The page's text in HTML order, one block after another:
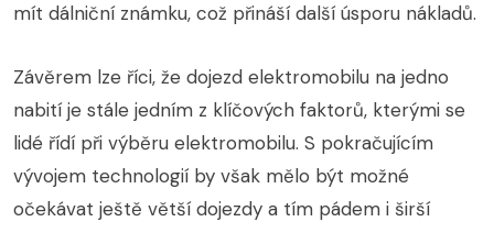
mít dálniční známku, což přináší další úsporu nákladů.
Závěrem lze říci, že dojezd elektromobilu na jedno
nabití je stále jedním z klíčových faktorů, kterými se
lidé řídí při výběru elektromobilu. S pokračujícím
vývojem technologií by však mělo být možné
očekávat ještě větší dojezdy a tím pádem i širší